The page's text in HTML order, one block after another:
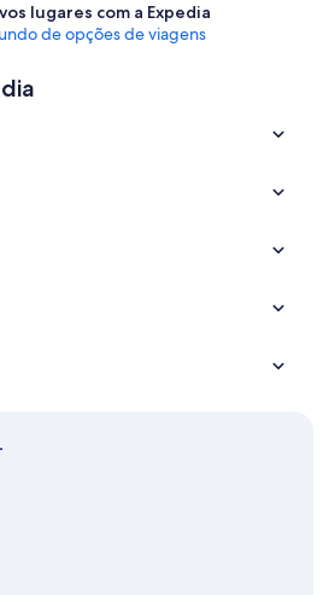
lugares com a Expedia
de opções de viagens